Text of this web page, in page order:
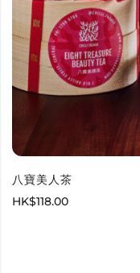
八寶美人茶
HK$118.00